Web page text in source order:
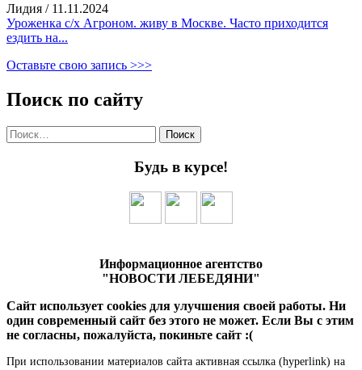
Лидия / 11.11.2024
Уроженка с/х Агроном. живу в Москве. Часто приходится
ездить на...
Оставьте свою запись >>>
Поиск по сайту
Найти:
Будь в курсе!
Информационное агентство
"НОВОСТИ ЛЕБЕДЯНИ"
Сайт использует cookies для улучшения своей работы. Ни
один современный сайт без этого не может. Если Вы с этим
не согласны, пожалуйста, покиньте сайт :(
При использовании материалов сайта активная ссылка (hyperlink) на